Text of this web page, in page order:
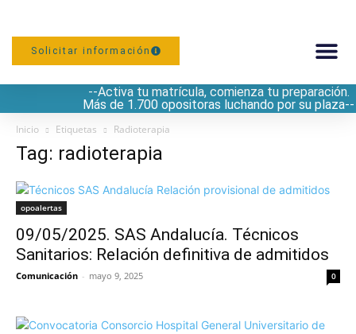
Solicitar información
--Activa tu matrícula, comienza tu preparación.
Más de 1.700 opositoras luchando por su plaza--
Inicio Etiquetas Radioterapia
Tag: radioterapia
opoalertas
09/05/2025. SAS Andalucía. Técnicos
Sanitarios: Relación definitiva de admitidos
Comunicación - mayo 9, 2025 0